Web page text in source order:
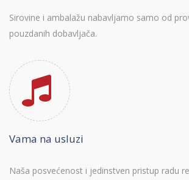
Sirovine i ambalažu nabavljamo samo od
pouzdanih dobavljača.
Vama na usluzi
Naša posvećenost i jedinstven pristup radu